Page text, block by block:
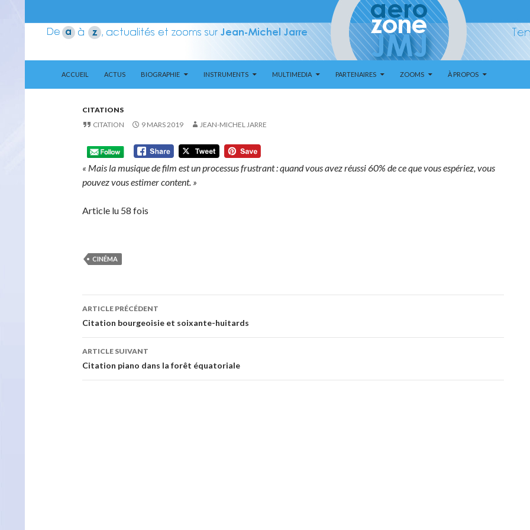
Aerozone JMJ
ACCUEIL
ACTUS BIOGRAPHIE INSTRUMENTS MULTIMEDIA PARTENAIRES ZOOMS À PROPOS
CITATIONS
CITATION
9 MARS 2019 JEAN-MICHEL JARRE
« Mais la musique de film est un processus frustrant : quand vous avez réussi 60% de ce que vous espériez, vous
pouvez vous estimer content. »
Article lu 58 fois
CINÉMA
Navigation
des
articles
ARTICLE PRÉCÉDENT
Citation bourgeoisie et soixante-huitards
ARTICLE SUIVANT
Citation piano dans la forêt équatoriale